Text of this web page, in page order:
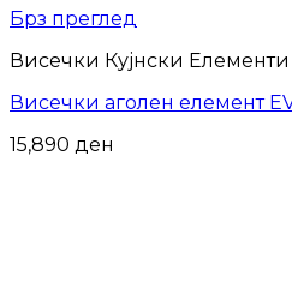
Брз преглед
Висечки Кујнски Елементи
Висечки аголен елемент
15,890 ден